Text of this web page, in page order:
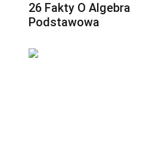
26 Fakty O Algebra
Podstawowa